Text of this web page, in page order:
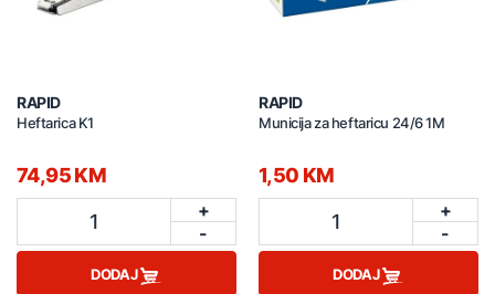
RAPID
Heftarica K1
74,95 KM
1
+
-
DODAJ
RAPID
Municija za heftaricu 24/6 1M
1,50 KM
1
+
-
DODAJ